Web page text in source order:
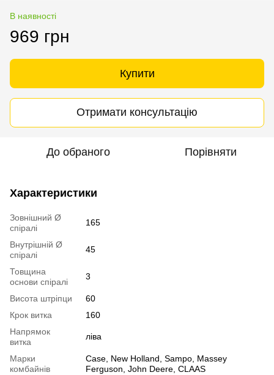
В наявності
969 грн
Купити
Отримати консультацію
До обраного Порівняти
Характеристики
Зовнішний Ø
спіралі
165
Внутрішній Ø
спіралі
45
Товщина
основи спіралі
3
Висота штріпци
60
Крок витка
160
Напрямок
витка
ліва
Марки
комбайнів
Case, New Holland, Sampo, Massey
Ferguson, John Deere, CLAAS